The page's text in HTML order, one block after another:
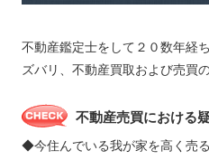
不動産鑑定士をして２０数年経
ズバリ、不動産買取および売買
不動産売買における
◆今住んでいる我が家を高く売